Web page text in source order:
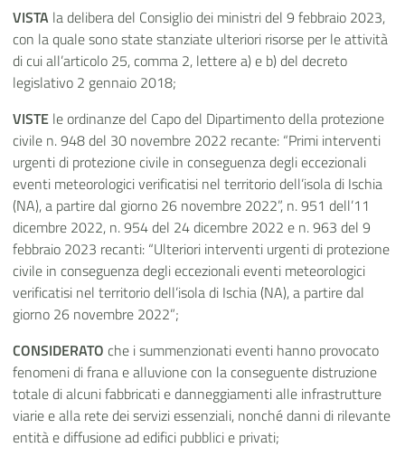
VISTA la delibera del Consiglio dei ministri del 9 febbraio 2023,
con la quale sono state stanziate ulteriori risorse per le attività
di cui all’articolo 25, comma 2, lettere a) e b) del decreto
legislativo 2 gennaio 2018;
VISTE le ordinanze del Capo del Dipartimento della protezione
civile n. 948 del 30 novembre 2022 recante: “Primi interventi
urgenti di protezione civile in conseguenza degli eccezionali
eventi meteorologici verificatisi nel territorio dell’isola di Ischia
(NA), a partire dal giorno 26 novembre 2022”, n. 951 dell’11
dicembre 2022, n. 954 del 24 dicembre 2022 e n. 963 del 9
febbraio 2023 recanti: “Ulteriori interventi urgenti di protezione
civile in conseguenza degli eccezionali eventi meteorologici
verificatisi nel territorio dell’isola di Ischia (NA), a partire dal
giorno 26 novembre 2022”;
CONSIDERATO che i summenzionati eventi hanno provocato
fenomeni di frana e alluvione con la conseguente distruzione
totale di alcuni fabbricati e danneggiamenti alle infrastrutture
viarie e alla rete dei servizi essenziali, nonché danni di rilevante
entità e diffusione ad edifici pubblici e privati;